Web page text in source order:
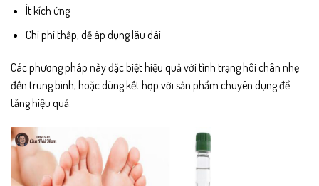
Ít kích ứng
Chi phí thấp, dễ áp dụng lâu dài
Các phương pháp này đặc biệt hiệu quả với tình trạng hôi chân nhẹ
đến trung bình, hoặc dùng kết hợp với sản phẩm chuyên dụng để
tăng hiệu quả.